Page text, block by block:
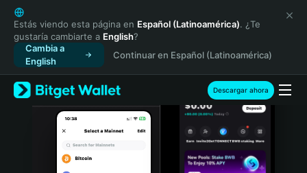
English
日本語
Tiếng Việt
Русский
Español (Latinoamérica)
Türkçe
Italiano
Estás viendo esta página en Español (Latinoamérica). ¿Te
gustaría cambiarte a English?
Cambia a
English
Continuar en Español (Latinoamérica)
Descargar ahora